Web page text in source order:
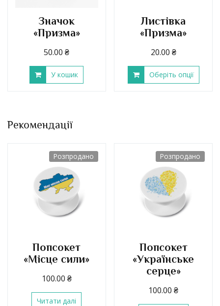
Значок
«Призма»
50.00₴
У кошик
Листівка
«Призма»
20.00 ₴
Оберіть опції
Рекомендації
Розпродано
Попсокет
«Місце сили»
100.00 ₴
Читати далі
Розпродано
Попсокет
«Українське
серце»
100.00₴